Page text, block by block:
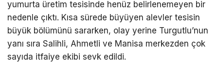
yumurta üretim tesisinde henüz belirlenemeyen bir
nedenle çıktı. Kısa sürede büyüyen alevler tesisin
büyük bölümünü sararken, olay yerine Turgutlu’nun
yanı sıra Salihli, Ahmetli ve Manisa merkezden çok
sayıda itfaiye ekibi sevk edildi.